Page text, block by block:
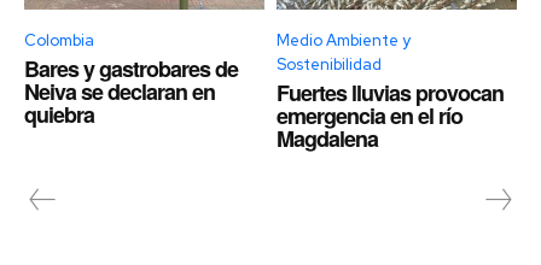
Colombia
Bares y gastrobares de
Neiva se declaran en
quiebra
Medio Ambiente y
Sostenibilidad
Fuertes lluvias provocan
emergencia en el río
Magdalena